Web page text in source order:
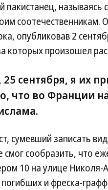
пакистанец,
соотечественникам.
опубликовав 2
которых произошел
25 сентября, я их
что во Франции
сумевший записать
смог сообразить, что
10 на улице
и фреска-